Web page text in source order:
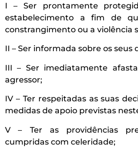
I – Ser prontamente
estabelecimento a fim de
constrangimento ou a violência
II – Ser informada sobre os seus
III – Ser imediatamente
agressor;
IV – Ter respeitadas as suas
medidas de apoio previstas
V – Ter as providências
cumpridas com celeridade;